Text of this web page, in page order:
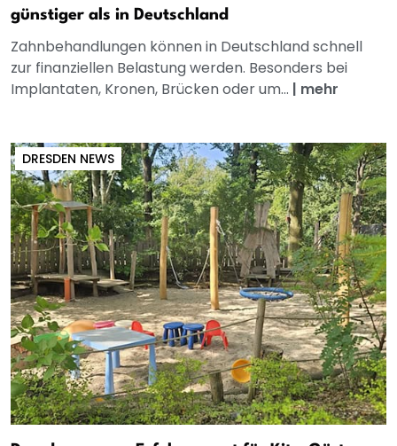
günstiger als in Deutschland
Zahnbehandlungen können in Deutschland schnell
zur finanziellen Belastung werden. Besonders bei
Implantaten, Kronen, Brücken oder um... | mehr
DRESDEN NEWS